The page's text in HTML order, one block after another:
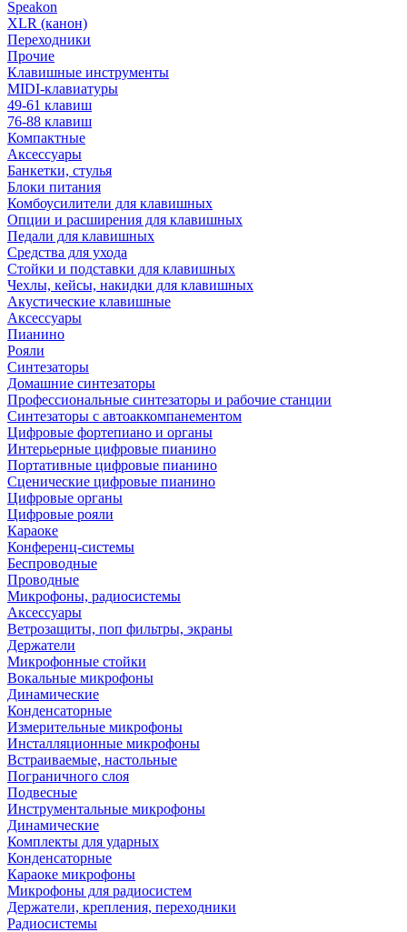
Speakon
XLR (канон)
Переходники
Прочие
Клавишные инструменты
MIDI-клавиатуры
49-61 клавиш
76-88 клавиш
Компактные
Аксессуары
Банкетки, стулья
Блоки питания
Комбоусилители для клавишных
Опции и расширения для клавишных
Педали для клавишных
Средства для ухода
Стойки и подставки для клавишных
Чехлы, кейсы, накидки для клавишных
Акустические клавишные
Аксессуары
Пианино
Рояли
Синтезаторы
Домашние синтезаторы
Профессиональные синтезаторы и рабочие станции
Синтезаторы с автоаккомпанементом
Цифровые фортепиано и органы
Интерьерные цифровые пианино
Портативные цифровые пианино
Сценические цифровые пианино
Цифровые органы
Цифровые рояли
Караоке
Конференц-системы
Беспроводные
Проводные
Микрофоны, радиосистемы
Аксессуары
Ветрозащиты, поп фильтры, экраны
Держатели
Микрофонные стойки
Вокальные микрофоны
Динамические
Конденсаторные
Измерительные микрофоны
Инсталляционные микрофоны
Встраиваемые, настольные
Пограничного слоя
Подвесные
Инструментальные микрофоны
Динамические
Комплекты для ударных
Конденсаторные
Караоке микрофоны
Микрофоны для радиосистем
Держатели, крепления, переходники
Радиосистемы